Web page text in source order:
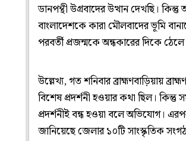
ডানপন্থী উগ্রবাদের উত্থান দেখছি।
বাংলাদেশকে কারা মৌলবাদের ভূমি
পরবর্তী প্রজন্মকে অন্ধকারের দিকে ঠেলে
উল্লেখ্য, গত শনিবার ব্রাহ্মণবাড়িয়ায়
বিশেষ প্রদর্শনী হওয়ার কথা ছিল। কিন্তু
প্রদর্শনীই বন্ধ হওয়া বলে অভিযোগ।
জানিয়েছে জেলার ১০টি সাংস্কৃতিক